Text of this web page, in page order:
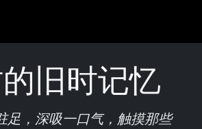
旧时记忆
足，深吸一口气，触摸那些